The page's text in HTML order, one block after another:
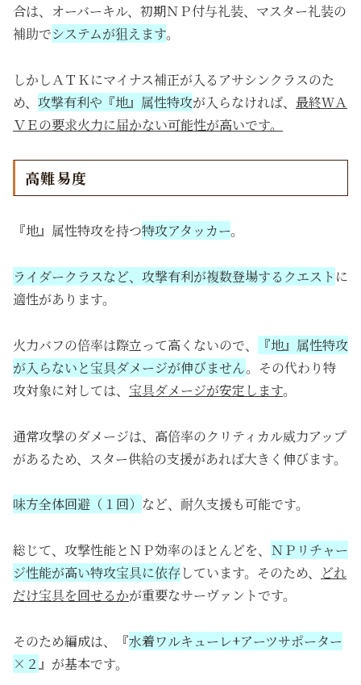
合は、オーバーキル、初期ＮＰ付与礼装、マスター礼装の
補助でシステムが狙えます。
しかしＡＴＫにマイナス補正が入るアサシンクラスのた
め、 攻撃有利や『地』属性特攻が入らなければ、 最終ＷＡ
ＶＥの要求火力に届かない可能性が高いです。
高難易度
『地』属性特攻を持つ特攻アタッカー。
ライダークラスなど、攻撃有利が複数登場するクエスト に
適性があります。
火力バフの倍率は際立って高くないので、
『地』属性特攻
が入らないと宝具ダメージが伸びません。その代わり特
攻対象に対しては、 宝具ダメージが安定します。
通常攻撃のダメージは、高倍率のクリティカル威力アップ
があるため、スター供給の支援があれば大きく伸びます。
味方全体回避（１回） など、耐久支援も可能です。
総じて、攻撃性能とＮＰ効率のほとんどを、 ＮＰリチャー
ジ性能が高い特攻宝具に依存しています。そのため、
どれ
だけ宝具を回せるかが重要なサーヴァントです。
そのため編成は、『水着ワルキューレ+アーツサポーター
×２』が基本です。